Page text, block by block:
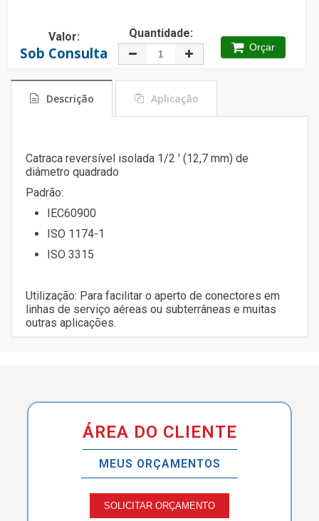
Valor:
Sob Consulta
Quantidade:
Orçar
Descrição Aplicação
Catraca reversível isolada 1/2 ' (12,7 mm) de
diâmetro quadrado
Padrão:
IEC60900
ISO 1174-1
ISO 3315
Utilização: Para facilitar o aperto de conectores em
linhas de serviço aéreas ou subterrâneas e muitas
outras aplicações.
ÁREA DO CLIENTE
MEUS ORÇAMENTOS
SOLICITAR ORÇAMENTO